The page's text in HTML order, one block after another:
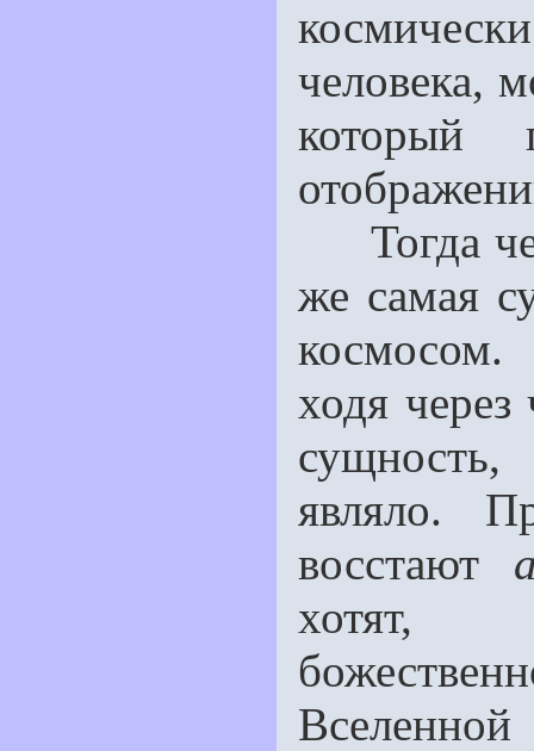
человека,
который
Тогда
же самая
ходя через
являло.
восстают
хотят,